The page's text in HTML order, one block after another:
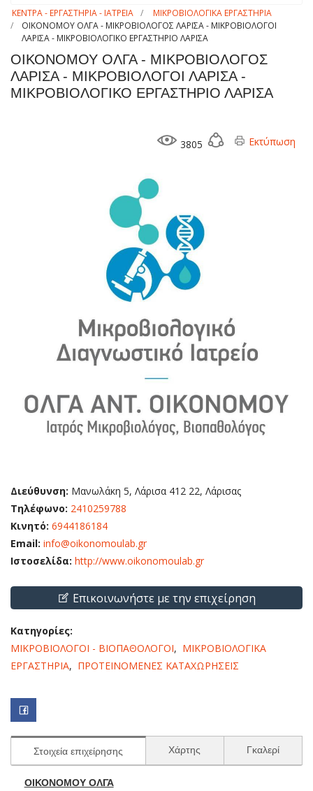
ΚΕΝΤΡΑ - ΕΡΓΑΣΤΗΡΙΑ - ΙΑΤΡΕΙΑ
ΜΙΚΡΟΒΙΟΛΟΓΙΚΑ ΕΡΓΑΣΤΗΡΙΑ
ΟΙΚΟΝΟΜΟΥ ΟΛΓΑ - ΜΙΚΡΟΒΙΟΛΟΓΟΣ ΛΑΡΙΣΑ - ΜΙΚΡΟΒΙΟΛΟΓΟΙ
ΛΑΡΙΣΑ - ΜΙΚΡΟΒΙΟΛΟΓΙΚΟ ΕΡΓΑΣΤΗΡΙΟ ΛΑΡΙΣΑ
ΟΙΚΟΝΟΜΟΥ ΟΛΓΑ - ΜΙΚΡΟΒΙΟΛΟΓΟΣ
ΛΑΡΙΣΑ - ΜΙΚΡΟΒΙΟΛΟΓΟΙ ΛΑΡΙΣΑ -
ΜΙΚΡΟΒΙΟΛΟΓΙΚΟ ΕΡΓΑΣΤΗΡΙΟ ΛΑΡΙΣΑ
3805 Εκτύπωση
Διεύθυνση: Μανωλάκη 5, Λάρισα 412 22, Λάρισας
Τηλέφωνο: 2410259788
Κινητό: 6944186184
Email: info@oikonomoulab.gr
Ιστοσελίδα: http://www.oikonomoulab.gr
Επικοινωνήστε με την επιχείρηση
Κατηγορίες:
ΜΙΚΡΟΒΙΟΛΟΓΟΙ - ΒΙΟΠΑΘΟΛΟΓΟΙ, ΜΙΚΡΟΒΙΟΛΟΓΙΚΑ
ΕΡΓΑΣΤΗΡΙΑ, ΠΡΟΤΕΙΝΟΜΕΝΕΣ ΚΑΤΑΧΩΡΗΣΕΙΣ
Στοιχεία επιχείρησης Χάρτης Γκαλερί
ΟΙΚΟΝΟΜΟΥ ΟΛΓΑ